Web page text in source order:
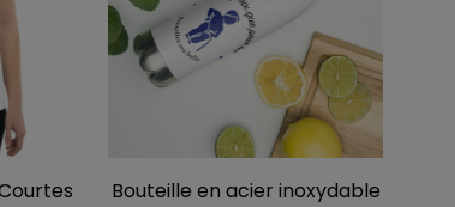
Bouteille en acier inoxydable